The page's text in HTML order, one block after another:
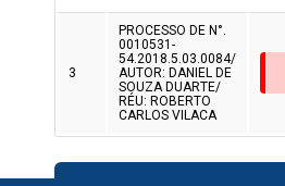
3
PROCESSO DE N°.
0010531-
54.2018.5.03.0084/
AUTOR: DANIEL DE
SOUZA DUARTE/
RÉU: ROBERTO
CARLOS VILACA